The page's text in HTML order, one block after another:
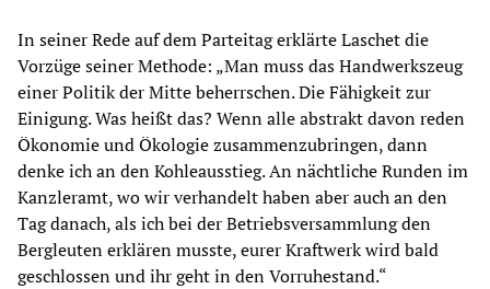
In seiner Rede auf dem Parteitag erklärte Laschet die
Vorzüge seiner Methode: „Man muss das Handwerkszeug
einer Politik der Mitte beherrschen. Die Fähigkeit zur
Einigung. Was heißt das? Wenn alle abstrakt davon reden
Ökonomie und Ökologie zusammenzubringen, dann
denke ich an den Kohleausstieg. An nächtliche Runden im
Kanzleramt, wo wir verhandelt haben aber auch an den
Tag danach, als ich bei der Betriebsversammlung den
Bergleuten erklären musste, eurer Kraftwerk wird bald
geschlossen und ihr geht in den Vorruhestand.“